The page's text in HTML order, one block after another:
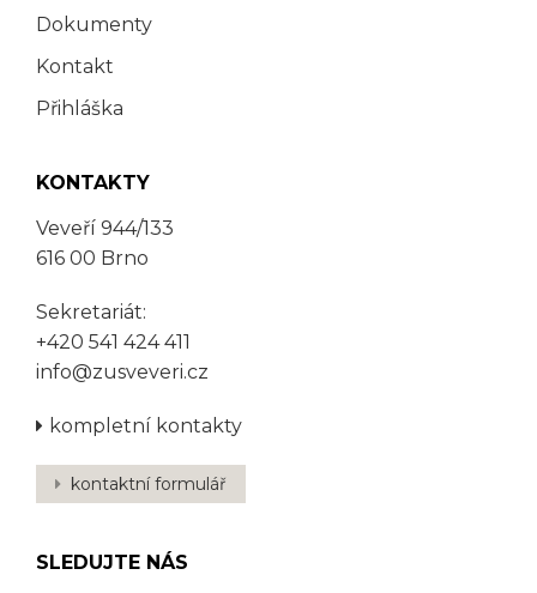
Dokumenty
Kontakt
Přihláška
KONTAKTY
Veveří 944/133
616 00 Brno
Sekretariát:
+420 541 424 411
info@zusveveri.cz
kompletní kontakty
kontaktní formulář
SLEDUJTE NÁS